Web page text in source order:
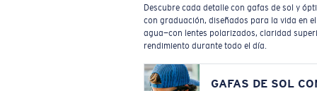
Descubre cada detalle con gafas de sol y
con graduación, diseñados para la vida en el
agua—con lentes polarizados, claridad
rendimiento durante todo el día.
GAFAS DE SOL